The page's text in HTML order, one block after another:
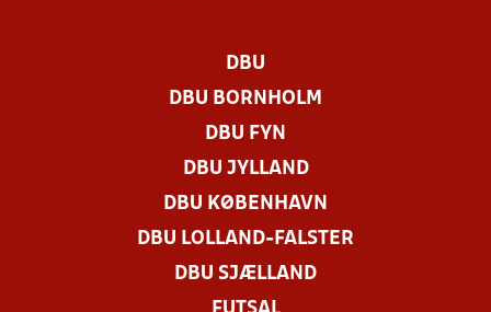
DBU
DBU BORNHOLM
DBU FYN
DBU JYLLAND
DBU KØBENHAVN
DBU LOLLAND-FALSTER
DBU SJÆLLAND